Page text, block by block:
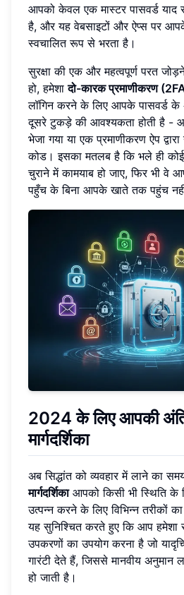
आपको केवल एक मास्टर पासवर्ड याद
है, और यह वेबसाइटों और ऐप्स पर
स्वचालित रूप से भरता है।
सुरक्षा की एक और महत्वपूर्ण परत
हो, हमेशादो-कारक प्रमाणीकरण
लॉगिन करने के लिए आपके पासवर्ड के
दूसरे टुकड़े की आवश्यकता होती है -
भेजा गया या एक प्रमाणीकरण ऐप
कोड। इसका मतलब है कि भले ही
चुराने में कामयाब हो जाए, फिर भी वे
पहुँच के बिना आपके खाते तक पहुंच
2024 के लिए आपकी अंतिम
मार्गदर्शिका
अब सिद्धांत को व्यवहार में लाने का
मार्गदर्शिकाआपको किसी भी स्थिति के
उत्पन्न करने के लिए विभिन्न तरीकों
यह सुनिश्चित करते हुए कि आप हमेशा
उपकरणों का उपयोग करना है जो
गारंटी देते हैं, जिससे मानवीय अनुमान
हो जाती है।